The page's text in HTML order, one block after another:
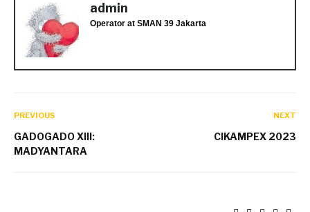
admin
Operator at SMAN 39 Jakarta
PREVIOUS
GADOGADO XIII:
MADYANTARA
NEXT
CIKAMPEX 2023